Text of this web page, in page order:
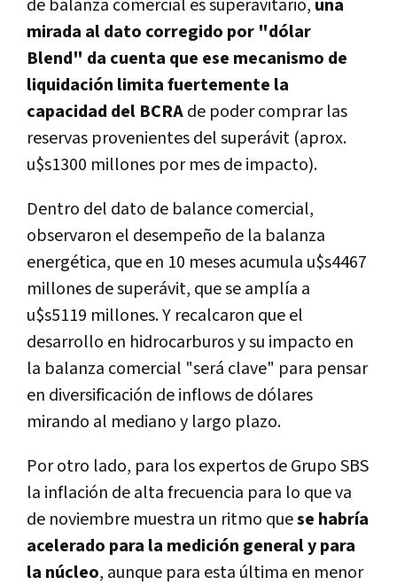
de balanza comercial es superavitario, una
mirada al dato corregido por "dólar
Blend" da cuenta que ese mecanismo de
liquidación limita fuertemente la
capacidad del BCRAde poder comprar las
reservas provenientes del superávit (aprox.
u$s1300 millones por mes de impacto).
Dentro del dato de balance comercial,
observaron el desempeño de la balanza
energética, que en 10 meses acumula u$s4467
millones de superávit, que se amplía a
u$s5119 millones. Y recalcaron que el
desarrollo en hidrocarburos y su impacto en
la balanza comercial "será clave" para pensar
en diversificación de inflows de dólares
mirando al mediano y largo plazo.
Por otro lado, para los expertos de Grupo SBS
la inflación de alta frecuencia para lo que va
de noviembre muestra un ritmo quese habría
acelerado para la medición general y para
la núcleo, aunque para esta última en menor